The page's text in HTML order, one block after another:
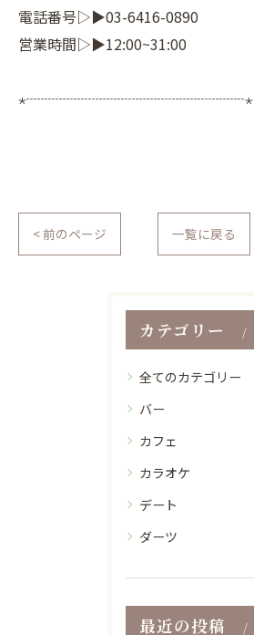
電話番号▷▶03-6416-0890
営業時間▷▶12:00~31:00
⋆┈┈┈┈┈┈┈┈┈┈┈┈┈┈┈⋆
< 前のページ 一覧に戻る
カテゴリー
全てのカテゴリー
バー
カフェ
カラオケ
デート
ダーツ
最近の投稿